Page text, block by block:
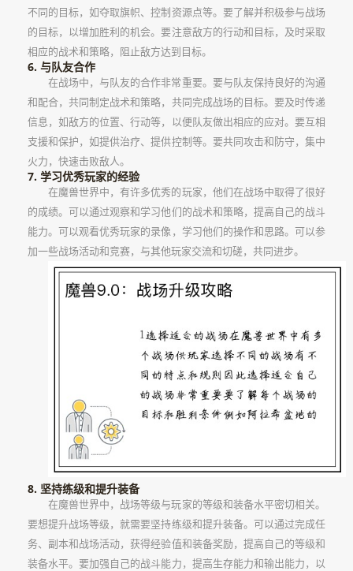
不同的目标，如夺取旗帜、控制资源点等。要了解并积极参与战场
的目标，以增加胜利的机会。要注意敌方的行动和目标，及时采取
相应的战术和策略，阻止敌方达到目标。
6. 与队友合作
在战场中，与队友的合作非常重要。要与队友保持良好的沟通
和配合，共同制定战术和策略，共同完成战场的目标。要及时传递
信息，如敌方的位置、行动等，以便队友做出相应的应对。要互相
支援和保护，如提供治疗、提供控制等。要共同攻击和防守，集中
火力，快速击败敌人。
7. 学习优秀玩家的经验
在魔兽世界中，有许多优秀的玩家，他们在战场中取得了很好
的成绩。可以通过观察和学习他们的战术和策略，提高自己的战斗
能力。可以观看优秀玩家的录像，学习他们的操作和思路。可以参
加一些战场活动和竞赛，与其他玩家交流和切磋，共同进步。
8. 坚持练级和提升装备
在魔兽世界中，战场等级与玩家的等级和装备水平密切相关。
要想提升战场等级，就需要坚持练级和提升装备。可以通过完成任
务、副本和战场活动，获得经验值和装备奖励，提高自己的等级和
装备水平。要加强自己的战斗能力，提高生存能力和输出能力，以